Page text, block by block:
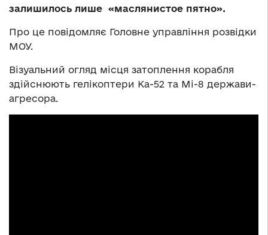
залишилось лише «маслянистое пятно».
Про це повідомляє Головне управління розвідки
МОУ.
Візуальний огляд місця затоплення корабля
здійснюють гелікоптери Ка-52 та Мі-8 держави-
агресора.